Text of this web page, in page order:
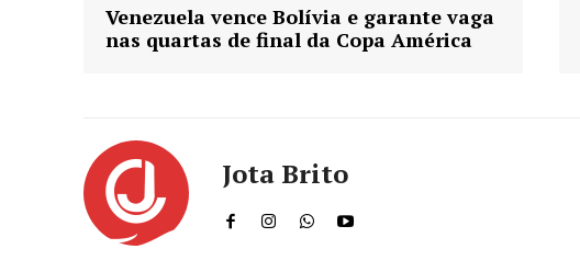
Venezuela vence Bolívia e garante vaga
nas quartas de final da Copa América
Jota Brito